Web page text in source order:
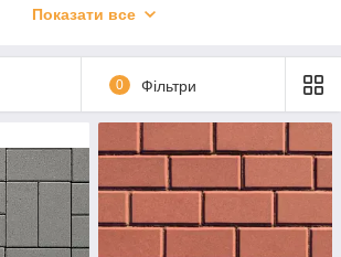
сквери, території торгових
Показати все
0 Фільтри